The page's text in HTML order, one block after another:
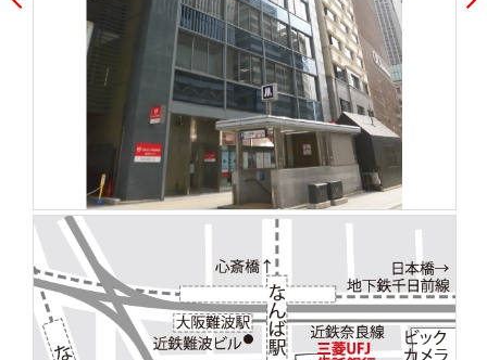
ショ
中古
一戸
建て
を探
す
投
用
件
を
探
事業
用物
件を
相
談
売却
時手
取り
金額
売却向け
サービス
周辺相場
検索
住まい1プ
ラス（お
都圏）
古屋）
西）
経営ビジ
組織図
役員一
覧
本社地
図
ニュース
リリース
会社案内
（電子ブ
ック版）
法人のお客さま
提携企業にお勤めの方
閉じる